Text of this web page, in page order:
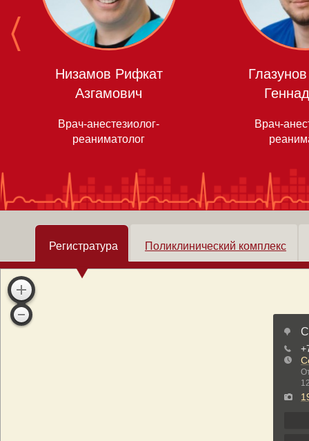
Низамов Рифкат
Азгамович
Врач-анестезиолог-
реаниматолог
Врач-
Регистратура Поликлинический комплекс